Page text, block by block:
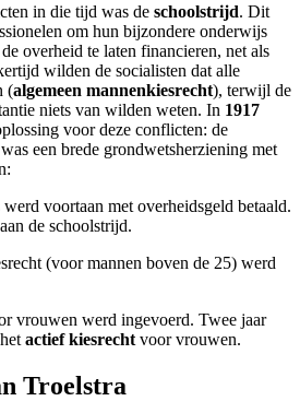
in die tijd was de schoolstrijd. Dit
om hun bijzondere onderwijs
overheid te laten financieren, net als
wilden de socialisten dat alle
(algemeen mannenkiesrecht), terwijl de
niets van wilden weten. In 1917
voor deze conflicten: de
een brede grondwetsherziening met
voortaan met overheidsgeld betaald.
de schoolstrijd.
(voor mannen boven de 25) werd
vrouwen werd ingevoerd. Twee jaar
actief kiesrecht voor vrouwen.
Troelstra